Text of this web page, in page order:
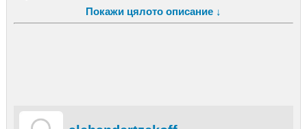
класически обувки, които са невероятно удобни за
носене. Служителите на фирмата са от най-опитните
Това гарантира абсолютно перфектно проектиране на
обувките.
Покажи цялото описание ↓